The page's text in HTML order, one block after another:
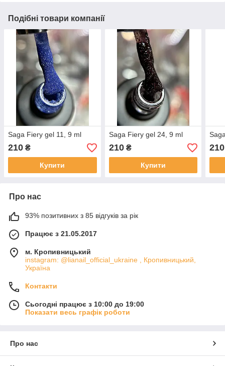
Подібні товари компанії
Saga Fiery gel 11, 9 ml
210 ₴
Купити
Saga Fiery gel 24, 9 ml
210₴
Купити
210
Про нас
93% позитивних з 85 відгуків за рік
Працює з 21.05.2017
м. Кропивницький
instagram: @lianail_official_ukraine , Кропивницький,
Україна
Контакти
Сьогодні працює з 10:00 до 19:00
Показати весь графік роботи
Про нас